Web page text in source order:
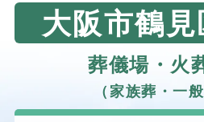
大阪市鶴見
葬儀場・火
（家族葬・一